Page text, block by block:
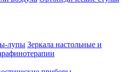
лупы Зеркала настольные и